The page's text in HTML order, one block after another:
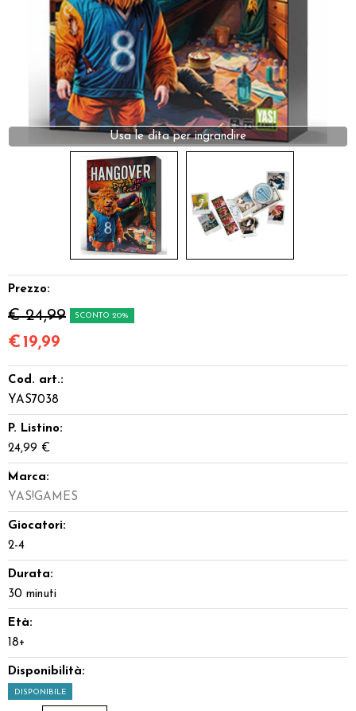
Accessori
Giocattoli e Gadget
Offerte del DragoneUsa le dita per ingrandire
Prezzo:
€ 24,99 SCONTO 20%
€ 19,99
Cod. art.:
YAS7038
P. Listino:
24,99 €
Marca:
YAS!GAMES
Giocatori:
2-4
Durata:
30 minuti
Età:
18+
Disponibilità:
DISPONIBILE